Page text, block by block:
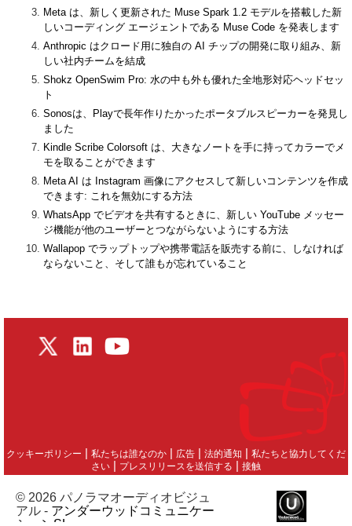
Meta は、新しく更新された Muse Spark 1.2 モデルを搭載した新
しいコーディング エージェントである Muse Code を発表します
Anthropic はクロード用に独自の AI チップの開発に取り組み、新
しい社内チームを結成
Shokz OpenSwim Pro: 水の中も外も優れた全地形対応ヘッドセッ
ト
Sonosは、Playで長年作りたかったポータブルスピーカーを発見し
ました
Kindle Scribe Colorsoft は、大きなノートを手に持ってカラーでメ
モを取ることができます
Meta AI は Instagram 画像にアクセスして新しいコンテンツを作成
できます: これを無効にする方法
WhatsApp でビデオを共有するときに、新しい YouTube メッセー
ジ機能が他のユーザーとつながらないようにする方法
Wallapop でラップトップや携帯電話を販売する前に、しなければ
ならないこと、そして誰もが忘れていること
クッキーポリシー | 私たちは誰なのか | 広告 | 法的通知 | 私たちと協力してくだ
さい | プレスリリースを送信する | 接触
© 2026 パノラマオーディオビジュ
アル - アンダーウッドコミュニケー